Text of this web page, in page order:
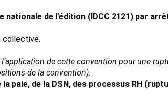
de l’édition (IDCC 2121) par
collective.
de cette convention pour une
de la convention).
paie, de la DSN, des processus RH